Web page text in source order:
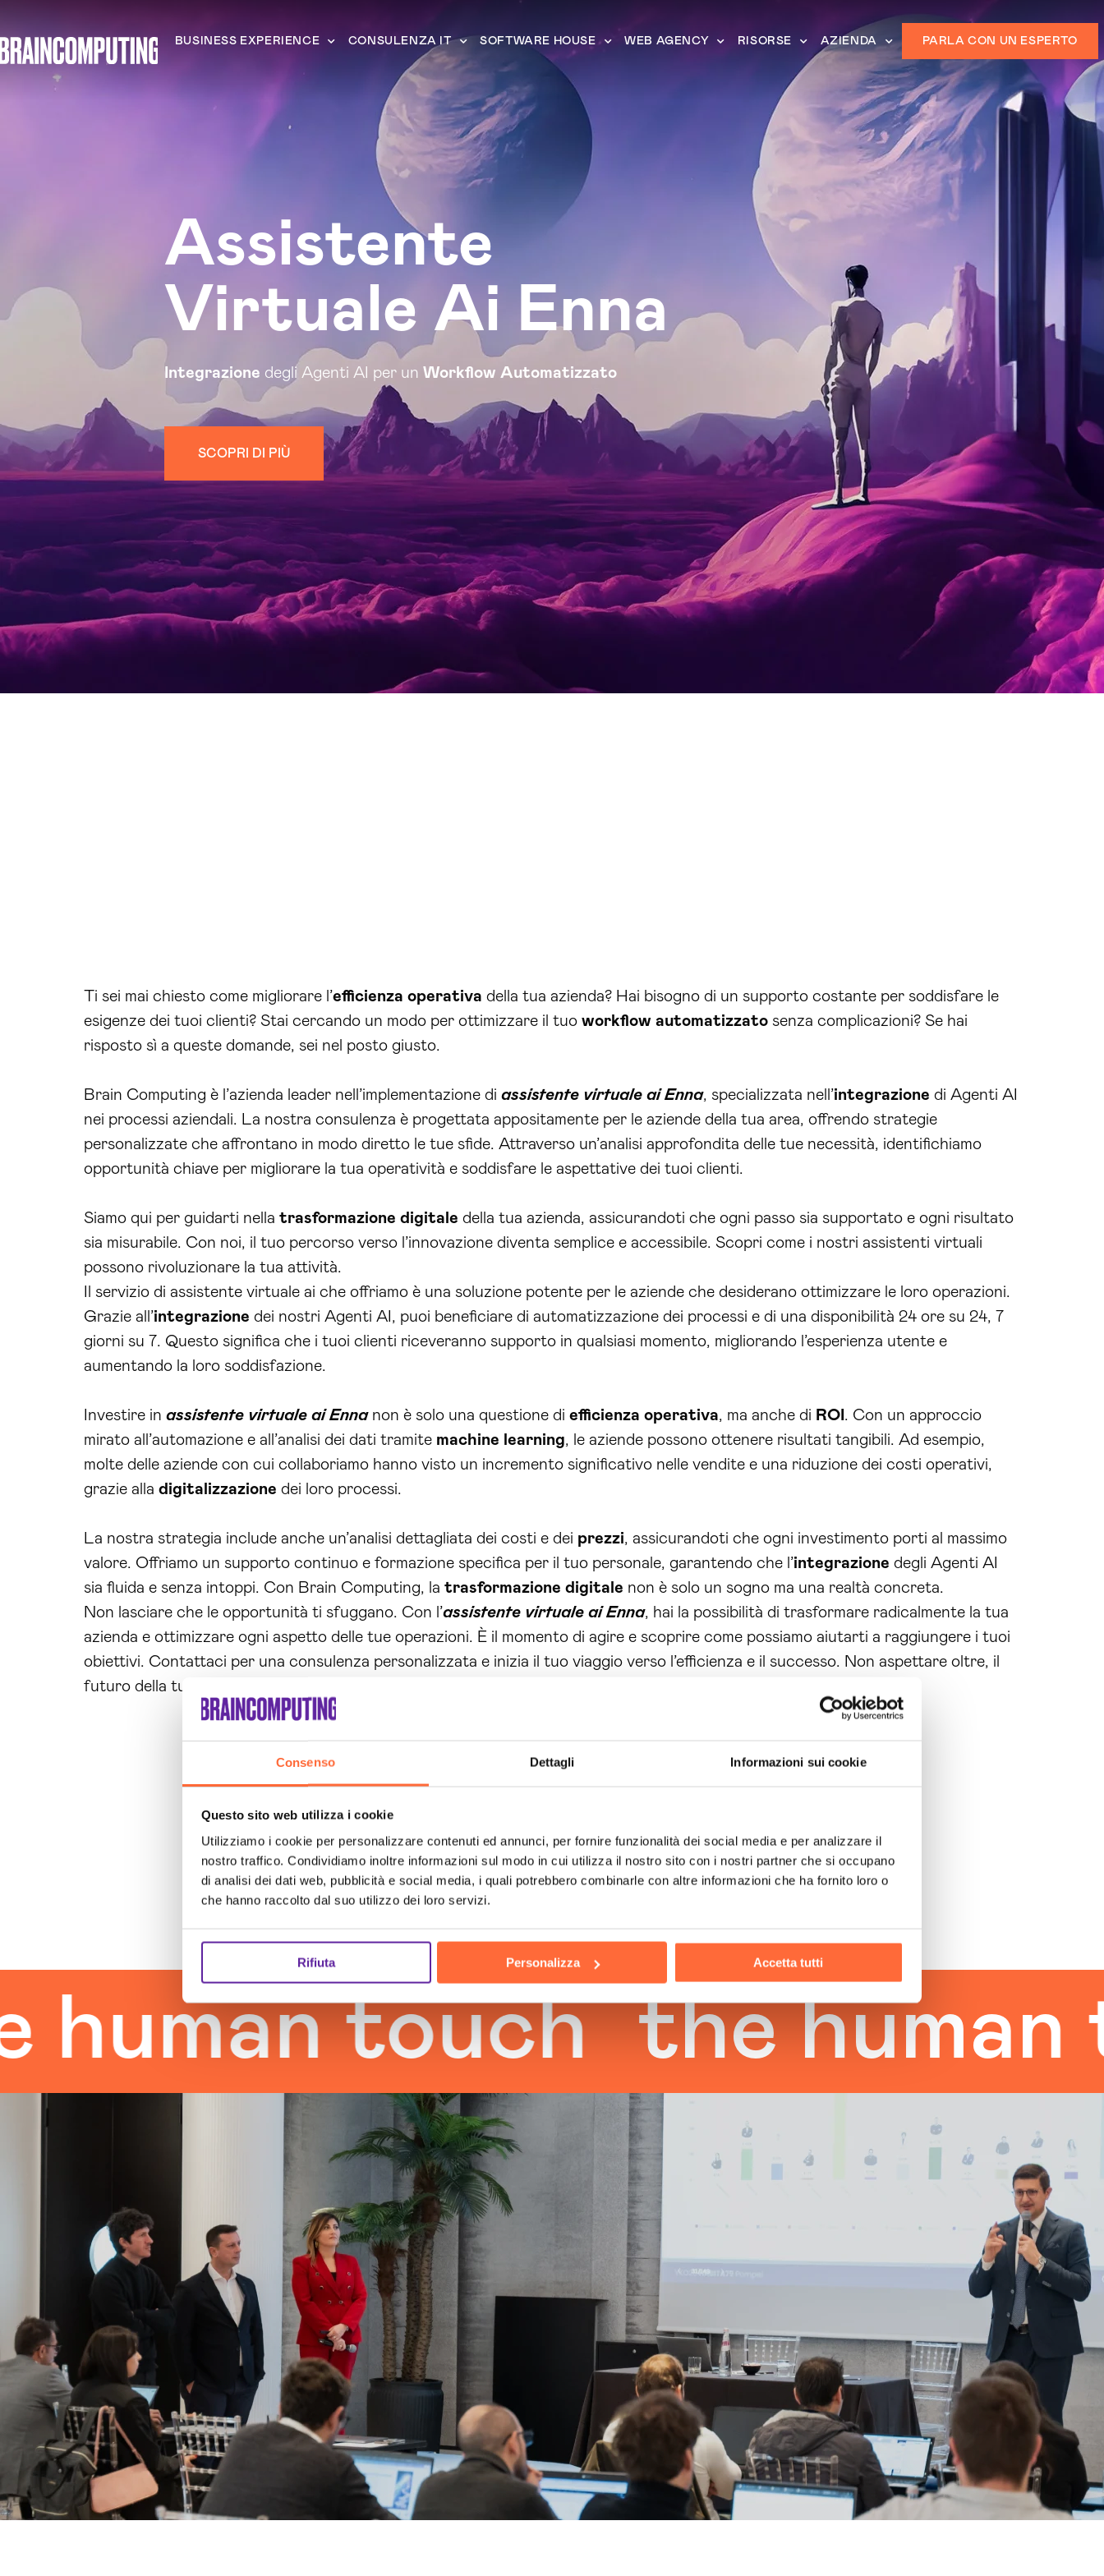
Consenso Dettagli Informazioni sui cookie
Questo sito web utilizza i cookie
Utilizziamo i cookie per personalizzare contenuti ed annunci, per fornire funzionalità dei social media e per analizzare il
nostro traffico. Condividiamo inoltre informazioni sul modo in cui utilizza il nostro sito con i nostri partner che si occupano
di analisi dei dati web, pubblicità e social media, i quali potrebbero combinarle con altre informazioni che ha fornito loro o
che hanno raccolto dal suo utilizzo dei loro servizi.
Rifiuta Personalizza Accetta tutti
BUSINESS EXPERIENCE CONSULENZA IT SOFTWARE HOUSE WEB AGENCY RISORSE AZIENDA PARLA CON UN ESPERTO
Assistente
Virtuale Ai Enna
Integrazione degli Agenti AI per un Workflow Automatizzato
SCOPRI DI PIÙ
Ti sei mai chiesto come migliorare l’efficienza operativa della tua azienda? Hai bisogno di un supporto costante per soddisfare le
esigenze dei tuoi clienti? Stai cercando un modo per ottimizzare il tuo workflow automatizzato senza complicazioni? Se hai
risposto sì a queste domande, sei nel posto giusto.
Brain Computing è l’azienda leader nell’implementazione di assistente virtuale ai Enna, specializzata nell’integrazione di Agenti AI
nei processi aziendali. La nostra consulenza è progettata appositamente per le aziende della tua area, offrendo strategie
personalizzate che affrontano in modo diretto le tue sfide. Attraverso un’analisi approfondita delle tue necessità, identifichiamo
opportunità chiave per migliorare la tua operatività e soddisfare le aspettative dei tuoi clienti.
Siamo qui per guidarti nella trasformazione digitale della tua azienda, assicurandoti che ogni passo sia supportato e ogni risultato
sia misurabile. Con noi, il tuo percorso verso l’innovazione diventa semplice e accessibile. Scopri come i nostri assistenti virtuali
possono rivoluzionare la tua attività.
Il servizio di assistente virtuale ai che offriamo è una soluzione potente per le aziende che desiderano ottimizzare le loro operazioni.
Grazie all’integrazione dei nostri Agenti AI, puoi beneficiare di automatizzazione dei processi e di una disponibilità 24 ore su 24, 7
giorni su 7. Questo significa che i tuoi clienti riceveranno supporto in qualsiasi momento, migliorando l’esperienza utente e
aumentando la loro soddisfazione.
Investire in assistente virtuale ai Ennanon è solo una questione di efficienza operativa, ma anche di ROI . Con un approccio
mirato all’automazione e all’analisi dei dati tramite machine learning, le aziende possono ottenere risultati tangibili. Ad esempio,
molte delle aziende con cui collaboriamo hanno visto un incremento significativo nelle vendite e una riduzione dei costi operativi,
grazie alla digitalizzazione dei loro processi.
La nostra strategia include anche un’analisi dettagliata dei costi e dei prezzi, assicurandoti che ogni investimento porti al massimo
valore. Offriamo un supporto continuo e formazione specifica per il tuo personale, garantendo che l’integrazione degli Agenti AI
sia fluida e senza intoppi. Con Brain Computing, la trasformazione digitale non è solo un sogno ma una realtà concreta.
Non lasciare che le opportunità ti sfuggano. Con l’assistente virtuale ai Enna, hai la possibilità di trasformare radicalmente la tua
azienda e ottimizzare ogni aspetto delle tue operazioni. È il momento di agire e scoprire come possiamo aiutarti a raggiungere i tuoi
obiettivi. Contattaci per una consulenza personalizzata e inizia il tuo viaggio verso l’efficienza e il successo. Non aspettare oltre, il
futuro della tua azienda è a portata di mano!
touch the human